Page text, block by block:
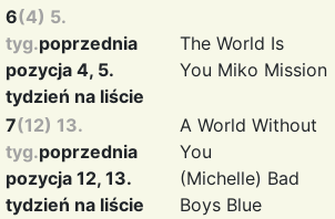
6(4) 5.
tyg.poprzednia
pozycja 4, 5.
tydzień na liście
The World Is
You Miko Mission
7(12) 13.
tyg.poprzednia
pozycja 12, 13.
tydzień na liście
A World Without
You
(Michelle) Bad
Boys Blue